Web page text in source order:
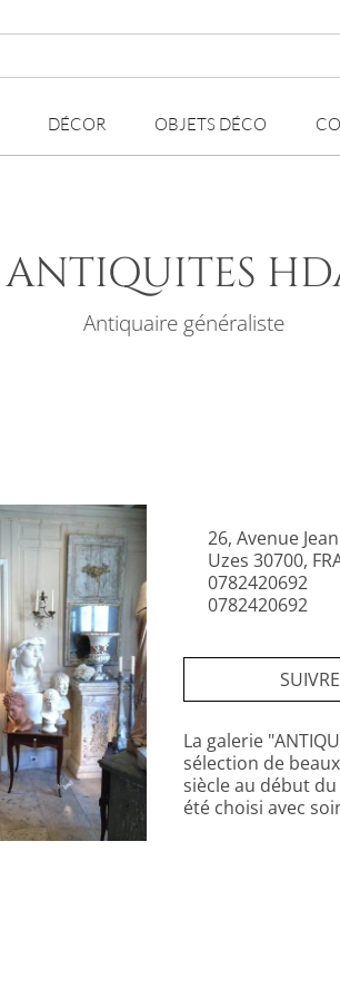
DÉCOR OBJETS DÉCO
ANTIQUITES
Antiquaire généraliste
26, Avenue Jean
Uzes 30700,
0782420692
0782420692
La galerie
sélection de
siècle au début
été choisi avec